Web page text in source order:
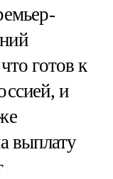
готов к
и
выплату